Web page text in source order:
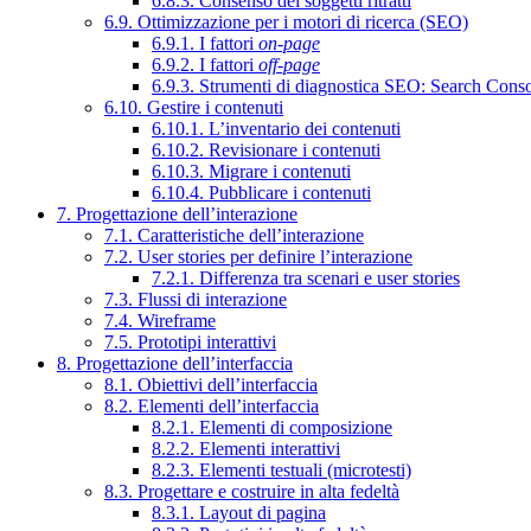
6.9. Ottimizzazione per i motori di ricerca (SEO)
6.9.1. I fattori on-page
6.9.2. I fattori off-page
6.9.3. Strumenti di diagnostica SEO: Search
6.10. Gestire i contenuti
6.10.1. L’inventario dei contenuti
6.10.2. Revisionare i contenuti
6.10.3. Migrare i contenuti
6.10.4. Pubblicare i contenuti
7. Progettazione dell’interazione
7.1. Caratteristiche dell’interazione
7.2. User stories per definire l’interazione
7.2.1. Differenza tra scenari e user stories
7.3. Flussi di interazione
7.4. Wireframe
7.5. Prototipi interattivi
8. Progettazione dell’interfaccia
8.1. Obiettivi dell’interfaccia
8.2. Elementi dell’interfaccia
8.2.1. Elementi di composizione
8.2.2. Elementi interattivi
8.2.3. Elementi testuali (microtesti)
8.3. Progettare e costruire in alta fedeltà
8.3.1. Layout di pagina